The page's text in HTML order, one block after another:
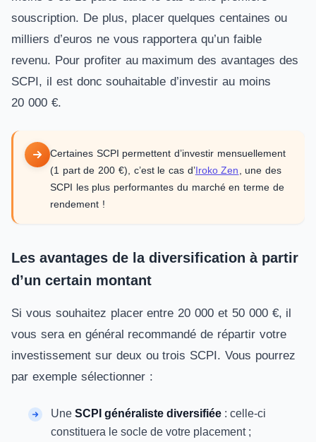
souscription. De plus, placer quelques centaines ou
milliers d’euros ne vous rapportera qu’un faible
revenu. Pour profiter au maximum des avantages des
SCPI, il est donc souhaitable d’investir au moins
20 000 €.
Certaines SCPI permettent d’investir mensuellement
(1 part de 200 €), c’est le cas d’Iroko Zen , une des
SCPI les plus performantes du marché en terme de
rendement !
Les avantages de la diversification à partir
d’un certain montant
Si vous souhaitez placer entre 20 000 et 50 000 €, il
vous sera en général recommandé de répartir votre
investissement sur deux ou trois SCPI. Vous pourrez
par exemple sélectionner :
Une SCPI généraliste diversifiée : celle-ci
constituera le socle de votre placement ;